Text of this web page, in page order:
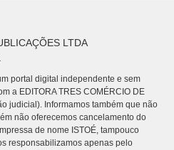
LTDA
portal digital independente e sem
a EDITORA TRES COMÉRCIO DE
judicial). Informamos também que não
não oferecemos cancelamento do
de nome ISTOÉ, tampouco
responsabilizamos apenas pelo